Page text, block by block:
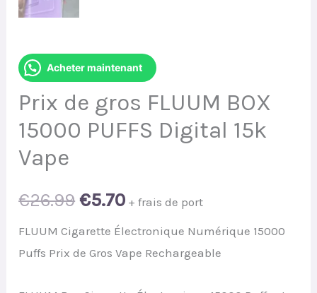
Acheter maintenant
Prix de gros FLUUM BOX
15000 PUFFS Digital 15k
Vape
€26.99 Original
price
€5.70Current
price
is:
+ frais de port
FLUUM Cigarette Électronique Numérique 15000
Puffs Prix de Gros Vape Rechargeable